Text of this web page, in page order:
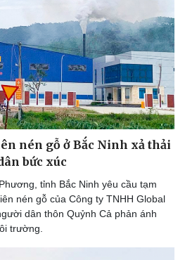
Đời sống
Nhà đẹp
Blog
nén gỗ ở Bắc Ninh xả thải
bức xúc
tỉnh Bắc Ninh yêu cầu tạm
nén gỗ của Công ty TNHH Global
dân thôn Quỷnh Cả phản ánh
trường.